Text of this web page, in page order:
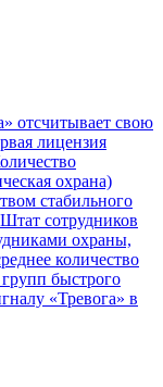
отсчитывает свою
лицензия
охрана)
стабильного
Штат сотрудников
охраны,
количество
быстрого
«Тревога» в